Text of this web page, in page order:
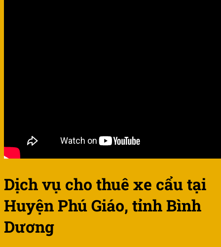
Dịch vụ cho thuê xe cẩu tại
Huyện Phú Giáo, tỉnh Bình
Dương